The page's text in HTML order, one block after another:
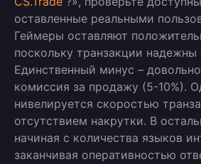
оставленные реальными
Геймеры оставляют
поскольку транзакции надежны
Единственный минус –
комиссия за продажу (5-10%).
нивелируется скоростью
отсутствием накрутки. В
начиная с количества языков
заканчивая оперативностью